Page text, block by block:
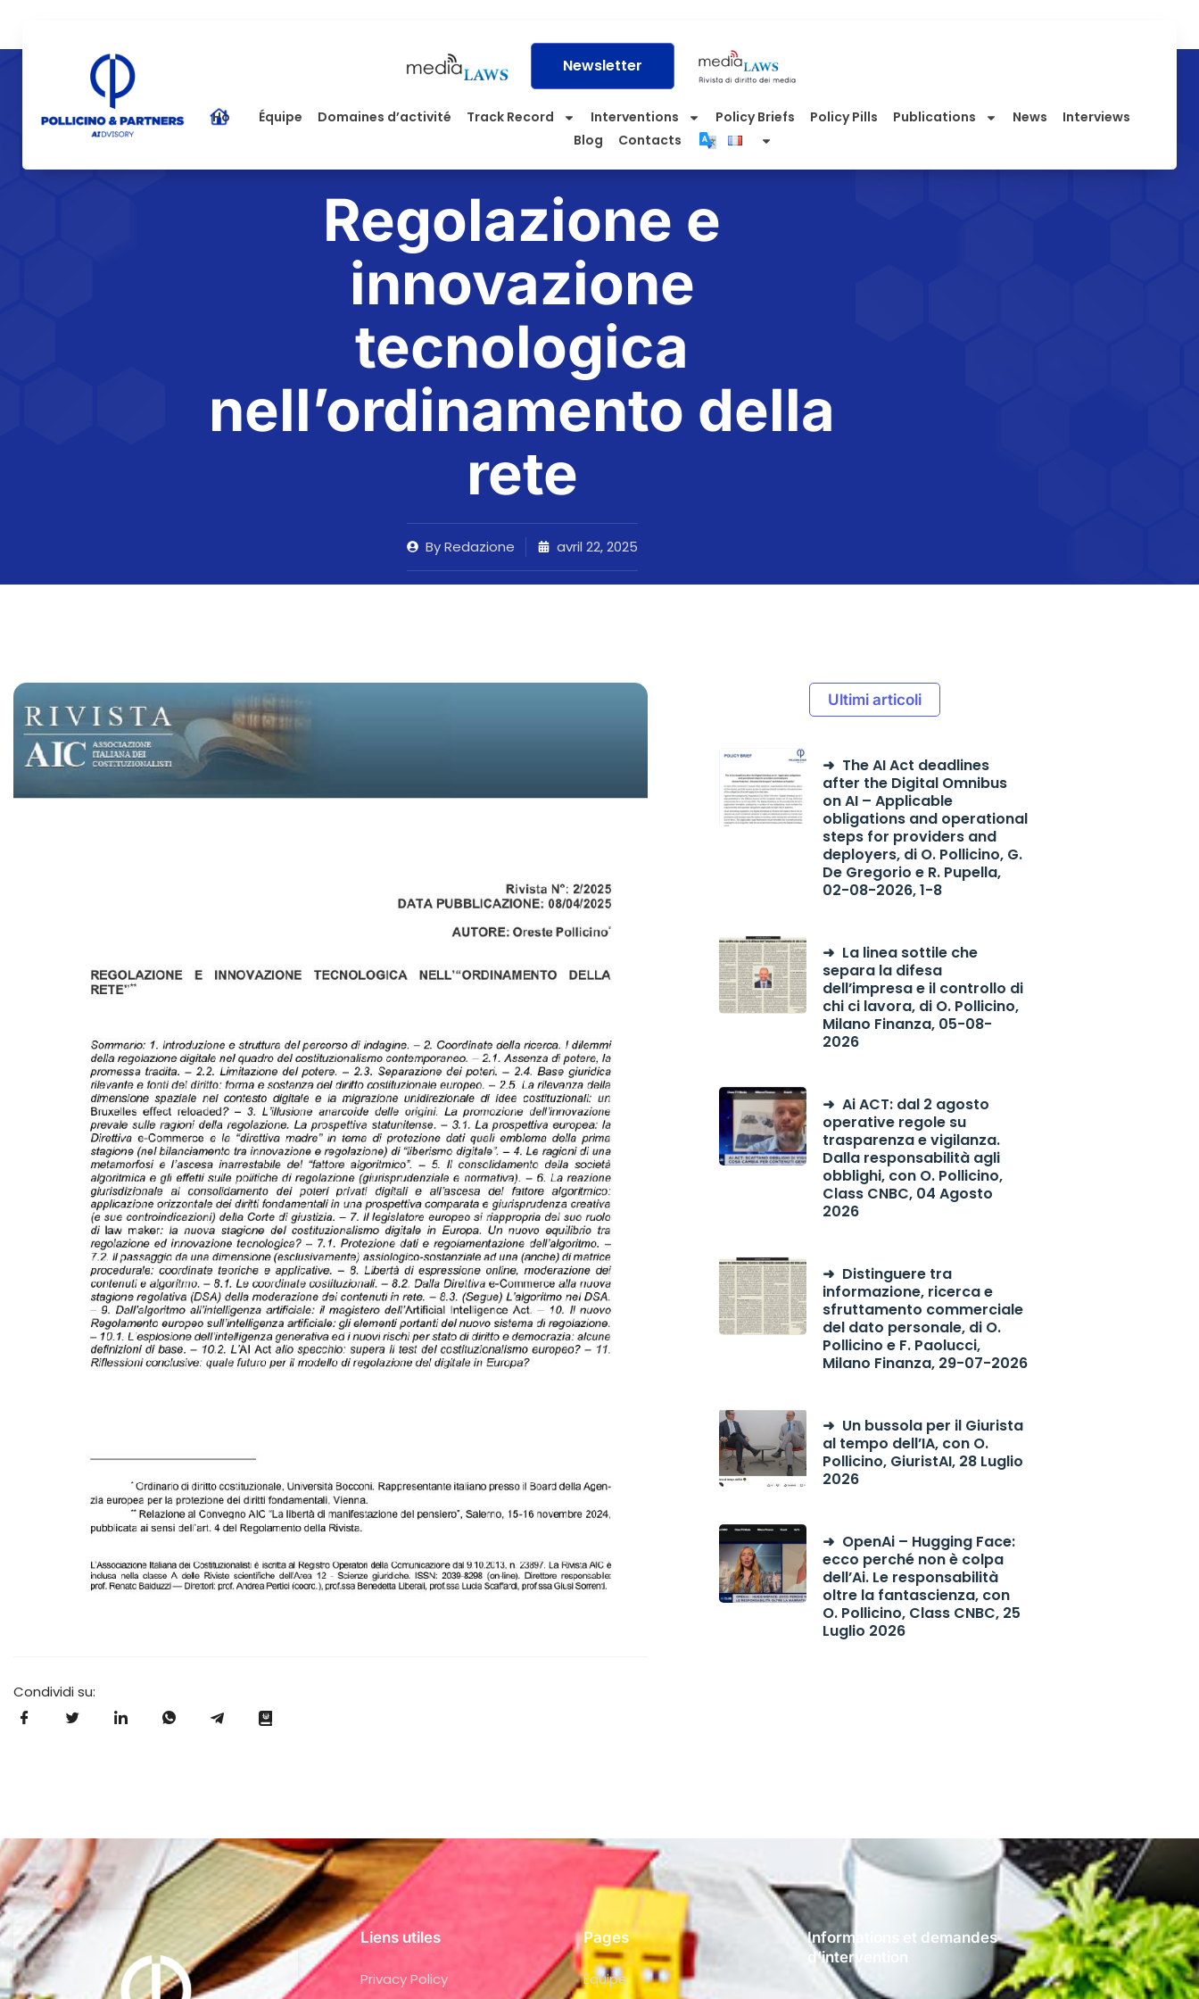
Newsletter
Home Équipe Domaines d’activité Track Record Interventions Policy Briefs Policy Pills Publications News
Interviews
Blog
Contacts
Regolazione e
innovazione
tecnologica
nell’ordinamento della
rete
ByRedazione avril 22, 2025
Condividi su:
Ultimi articoli
The AI Act deadlines
after the Digital Omnibus
on AI – Applicable
obligations and operational
steps for providers and
deployers, di O. Pollicino, G.
De Gregorio e R. Pupella,
02-08-2026, 1-8
La linea sottile che
separa la difesa
dell’impresa e il controllo di
chi ci lavora, di O. Pollicino,
Milano Finanza, 05-08-
2026
Ai ACT: dal 2 agosto
operative regole su
trasparenza e vigilanza.
Dalla responsabilità agli
obblighi, con O. Pollicino,
Class CNBC, 04 Agosto
2026
Distinguere tra
informazione, ricerca e
sfruttamento commerciale
del dato personale, di O.
Pollicino e F. Paolucci,
Milano Finanza, 29-07-2026
Un bussola per il Giurista
al tempo dell’IA, con O.
Pollicino, GiuristAI, 28 Luglio
2026
OpenAi – Hugging Face:
ecco perché non è colpa
dell’Ai. Le responsabilità
oltre la fantascienza, con
O. Pollicino, Class CNBC, 25
Luglio 2026
Liens utiles
Privacy Policy
Pages
Équipe
Informations et demandes
d’intervention